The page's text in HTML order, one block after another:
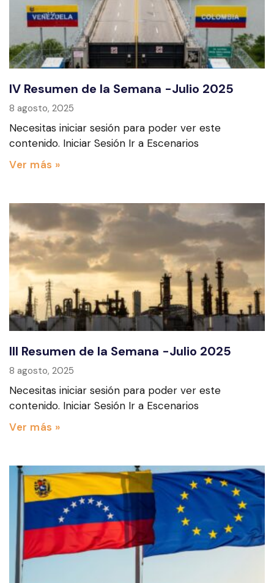
IV Resumen de la Semana -Julio 2025
8 agosto, 2025
Necesitas iniciar sesión para poder ver este
contenido. Iniciar Sesión Ir a Escenarios
Ver más »
III Resumen de la Semana -Julio 2025
8 agosto, 2025
Necesitas iniciar sesión para poder ver este
contenido. Iniciar Sesión Ir a Escenarios
Ver más »